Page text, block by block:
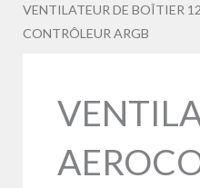
VENTILATEUR DE BOÎTIER
CONTRÔLEUR ARGB